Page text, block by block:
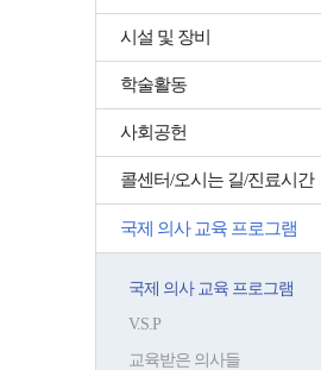
시설 및 장비
학술활동
사회공헌
콜센터/오시는 길/진료시간
국제 의사 교육 프로그램
국제 의사 교육 프로그램
V.S.P
교육받은 의사들